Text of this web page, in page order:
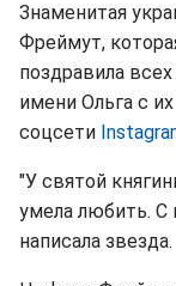
Знаменитая
Фреймут,
поздравила
имени Ольга с
соцсети
"У святой
умела любить. С
написала звезда.